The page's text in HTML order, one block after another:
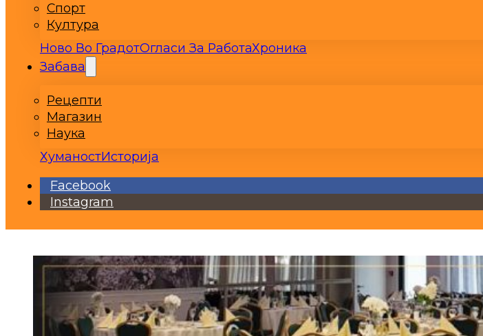
Спорт
Култура
Ново Во ГрадотОгласи За РаботаХроника
Забава
Рецепти
Магазин
Наука
ХуманостИсторија
Facebook
Instagram